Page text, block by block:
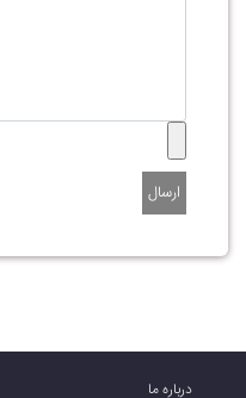
ارسال
درباره ما